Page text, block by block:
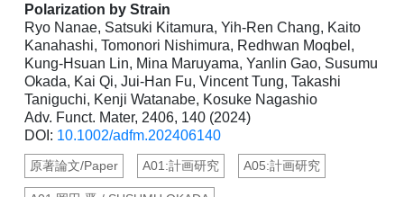
Polarization by Strain
Ryo Nanae, Satsuki Kitamura, Yih-Ren Chang, Kaito
Kanahashi, Tomonori Nishimura, Redhwan Moqbel,
Kung-Hsuan Lin, Mina Maruyama, Yanlin Gao, Susumu
Okada, Kai Qi, Jui-Han Fu, Vincent Tung, Takashi
Taniguchi, Kenji Watanabe, Kosuke Nagashio
Adv. Funct. Mater, 2406, 140 (2024)
DOI: 10.1002/adfm.202406140
原著論文/Paper A01:計画研究 A05:計画研究